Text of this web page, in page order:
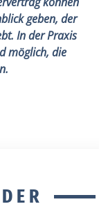
geben, der
In der Praxis
möglich, die